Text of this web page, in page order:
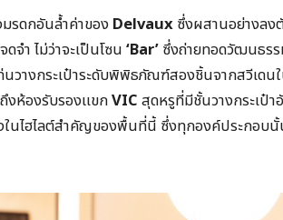
รดกอันล้ำค่าของDelvaux ซึ่งผสานอย่างลง
จำ ไม่ว่าจะเป็นโซน ‘Bar’ ซึ่งถ่ายทอดวัฒนธร
นวางกระเป๋าระดับพิพิธภัณฑ์สองชิ้นจากสวีเด
งห้องรับรองแขกVIC สุดหรูที่มีชั้นวางกระเป๋
นไฮไลต์สำคัญของพื้นที่นี้ ซึ่งทุกองค์ประกอบ